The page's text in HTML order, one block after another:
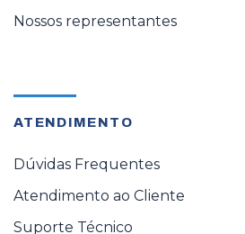
Nossos representantes
ATENDIMENTO
Dúvidas Frequentes
Atendimento ao Cliente
Suporte Técnico